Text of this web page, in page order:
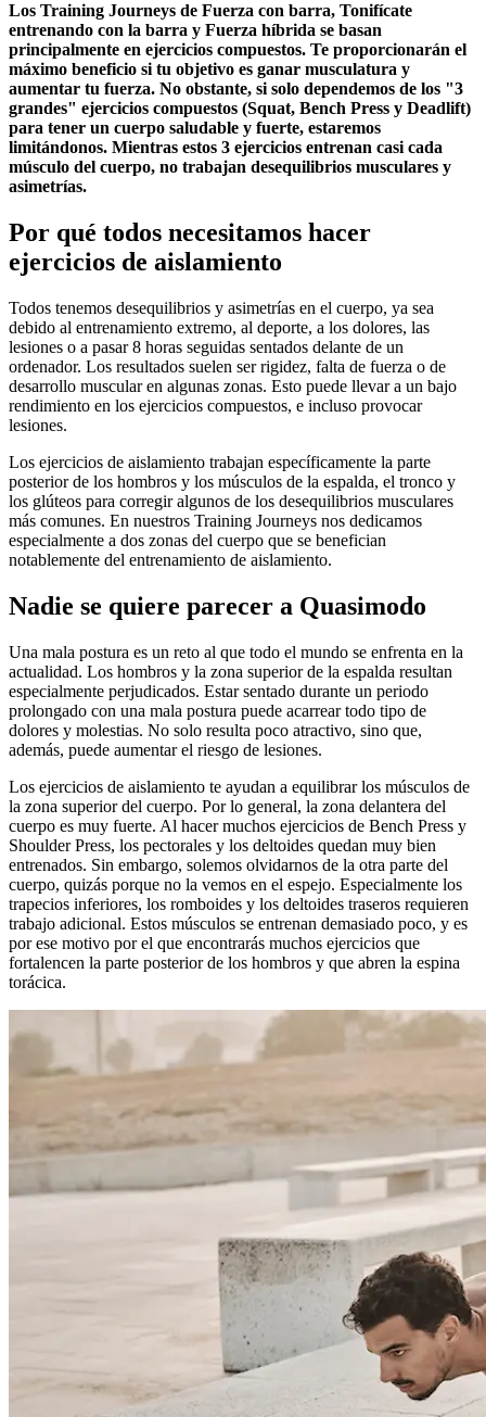
Los Training Journeys de Fuerza con barra, Tonifícate
entrenando con la barra y Fuerza híbrida se basan
principalmente en ejercicios compuestos. Te proporcionarán el
máximo beneficio si tu objetivo es ganar musculatura y
aumentar tu fuerza. No obstante, si solo dependemos de los "3
grandes" ejercicios compuestos (Squat, Bench Press y Deadlift)
para tener un cuerpo saludable y fuerte, estaremos
limitándonos. Mientras estos 3 ejercicios entrenan casi cada
músculo del cuerpo, no trabajan desequilibrios musculares y
asimetrías.
Por qué todos necesitamos hacer
ejercicios de aislamiento
Todos tenemos desequilibrios y asimetrías en el cuerpo, ya sea
debido al entrenamiento extremo, al deporte, a los dolores, las
lesiones o a pasar 8 horas seguidas sentados delante de un
ordenador. Los resultados suelen ser rigidez, falta de fuerza o de
desarrollo muscular en algunas zonas. Esto puede llevar a un bajo
rendimiento en los ejercicios compuestos, e incluso provocar
lesiones.
Los ejercicios de aislamiento trabajan específicamente la parte
posterior de los hombros y los músculos de la espalda, el tronco y
los glúteos para corregir algunos de los desequilibrios musculares
más comunes. En nuestros Training Journeys nos dedicamos
especialmente a dos zonas del cuerpo que se benefician
notablemente del entrenamiento de aislamiento.
Nadie se quiere parecer a Quasimodo
Una mala postura es un reto al que todo el mundo se enfrenta en la
actualidad. Los hombros y la zona superior de la espalda resultan
especialmente perjudicados. Estar sentado durante un periodo
prolongado con una mala postura puede acarrear todo tipo de
dolores y molestias. No solo resulta poco atractivo, sino que,
además, puede aumentar el riesgo de lesiones.
Los ejercicios de aislamiento te ayudan a equilibrar los músculos de
la zona superior del cuerpo. Por lo general, la zona delantera del
cuerpo es muy fuerte. Al hacer muchos ejercicios de Bench Press y
Shoulder Press, los pectorales y los deltoides quedan muy bien
entrenados. Sin embargo, solemos olvidarnos de la otra parte del
cuerpo, quizás porque no la vemos en el espejo. Especialmente los
trapecios inferiores, los romboides y los deltoides traseros requieren
trabajo adicional. Estos músculos se entrenan demasiado poco, y es
por ese motivo por el que encontrarás muchos ejercicios que
fortalencen la parte posterior de los hombros y que abren la espina
torácica.